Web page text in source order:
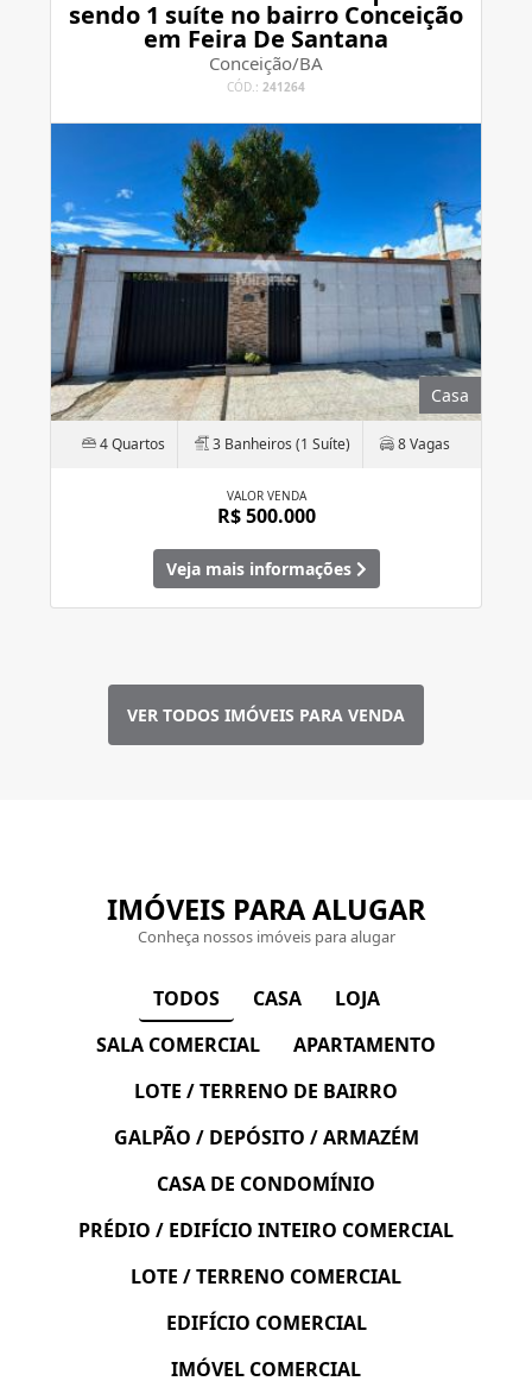
sendo 1 suíte no bairro Conceição
em Feira De Santana
Conceição/BA
CÓD.: 241264
Casa
4 Quartos 3 Banheiros (1 Suíte) 8 Vagas
VALOR VENDA
R$ 500.000
Veja mais informações
VER TODOS IMÓVEIS PARA VENDA
IMÓVEIS PARA ALUGAR
Conheça nossos imóveis para alugar
TODOS CASA
LOJA
SALA COMERCIAL
APARTAMENTO
LOTE / TERRENO DE BAIRRO
GALPÃO / DEPÓSITO / ARMAZÉM
CASA DE CONDOMÍNIO
PRÉDIO / EDIFÍCIO INTEIRO COMERCIAL
LOTE / TERRENO COMERCIAL
EDIFÍCIO COMERCIAL
IMÓVEL COMERCIAL